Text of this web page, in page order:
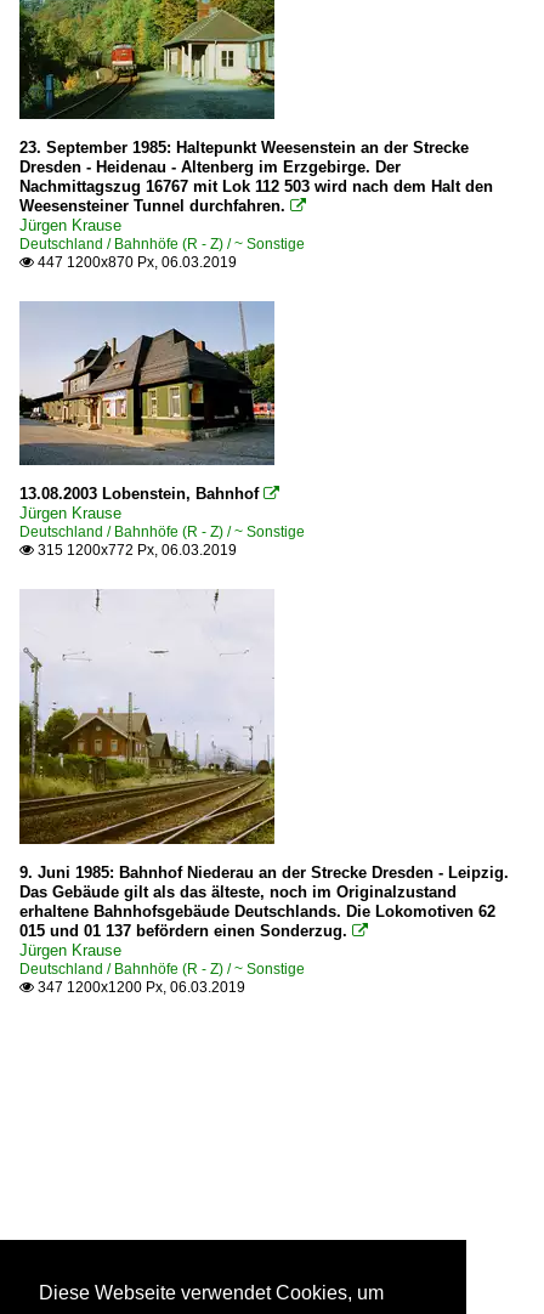
23. September 1985: Haltepunkt Weesenstein an der Strecke
Dresden - Heidenau - Altenberg im Erzgebirge. Der
Nachmittagszug 16767 mit Lok 112 503 wird nach dem Halt den
Weesensteiner Tunnel durchfahren. 
Jürgen Krause
Deutschland / Bahnhöfe (R - Z) / ~ Sonstige
 447 1200x870 Px, 06.03.2019
13.08.2003 Lobenstein, Bahnhof 
Jürgen Krause
Deutschland / Bahnhöfe (R - Z) / ~ Sonstige
 315 1200x772 Px, 06.03.2019
9. Juni 1985: Bahnhof Niederau an der Strecke Dresden - Leipzig.
Das Gebäude gilt als das älteste, noch im Originalzustand
erhaltene Bahnhofsgebäude Deutschlands. Die Lokomotiven 62
015 und 01 137 befördern einen Sonderzug. 
Jürgen Krause
Deutschland / Bahnhöfe (R - Z) / ~ Sonstige
 347 1200x1200 Px, 06.03.2019
Diese Webseite verwendet Cookies, um